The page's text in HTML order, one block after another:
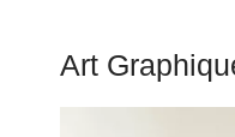
Art